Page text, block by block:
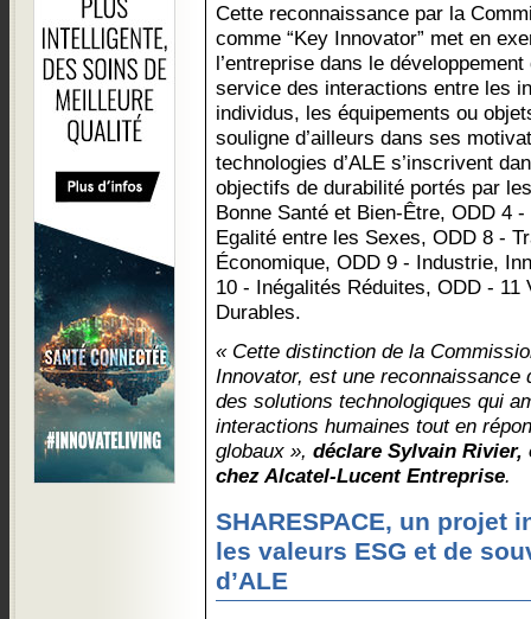
Cette reconnaissance par la
comme “Key Innovator” met en
l’entreprise dans le
service des interactions entre les
individus, les équipements ou
souligne d’ailleurs dans ses
technologies d’ALE s’inscrivent
objectifs de durabilité portés par
Bonne Santé et Bien-Être, ODD 4
Egalité entre les Sexes, ODD 8 -
Économique, ODD 9 - Industrie,
10 - Inégalités Réduites, ODD - 11
Durables.
« Cette distinction de la
Innovator, est une
des solutions technologiques qui
interactions humaines tout en
globaux », déclare Sylvain Rivier,
chez Alcatel-Lucent Entreprise.
SHARESPACE, un projet
les valeurs ESG et de
d’ALE